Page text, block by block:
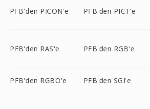
PFB'den PICON'e PFB'den PICT'e
PFB'den RAS'e PFB'den RGB'e
PFB'den RGBO'e PFB'den SGI'e